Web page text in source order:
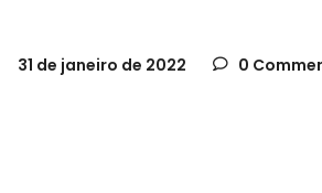
31 de janeiro de 2022 0